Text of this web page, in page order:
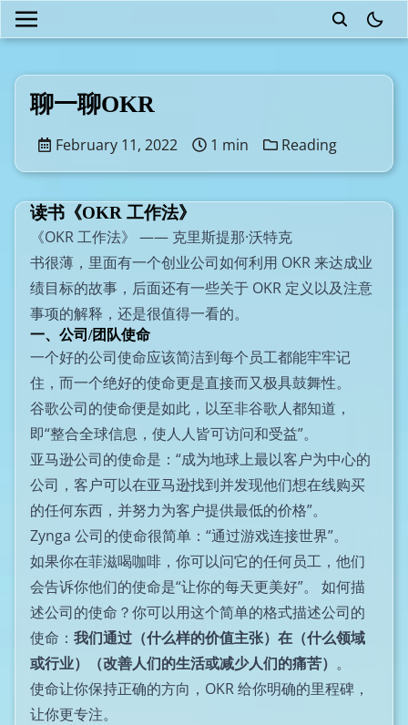
聊一聊OKR
February 11, 2022 1 min Reading
读书《OKR 工作法》
《OKR 工作法》 —— 克里斯提那·沃特克
书很薄，里面有一个创业公司如何利用 OKR 来达成业
绩目标的故事，后面还有一些关于 OKR 定义以及注意
事项的解释，还是很值得一看的。
一、公司/团队使命
一个好的公司使命应该简洁到每个员工都能牢牢记
住，而一个绝好的使命更是直接而又极具鼓舞性。
谷歌公司的使命便是如此，以至非谷歌人都知道，
即“整合全球信息，使人人皆可访问和受益”。
亚马逊公司的使命是：“成为地球上最以客户为中心的
公司，客户可以在亚马逊找到并发现他们想在线购买
的任何东西，并努力为客户提供最低的价格”。
Zynga 公司的使命很简单：“通过游戏连接世界”。
如果你在菲滋喝咖啡，你可以问它的任何员工，他们
会告诉你他们的使命是“让你的每天更美好”。 如何描
述公司的使命？你可以用这个简单的格式描述公司的
使命： 我们通过（什么样的价值主张）在（什么领域
或行业）（改善人们的生活或减少人们的痛苦） 。
使命让你保持正确的方向，OKR 给你明确的里程碑，
让你更专注。